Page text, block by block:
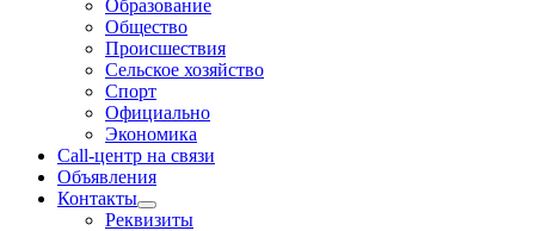
Образование
Общество
Происшествия
Сельское хозяйство
Спорт
Официально
Экономика
Call-центр на связи
Объявления
Контакты
Реквизиты